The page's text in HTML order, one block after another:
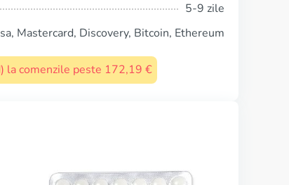
5-9 zile
Mastercard, Discovery, Bitcoin, Ethereum
la comenzile peste 172,19 €